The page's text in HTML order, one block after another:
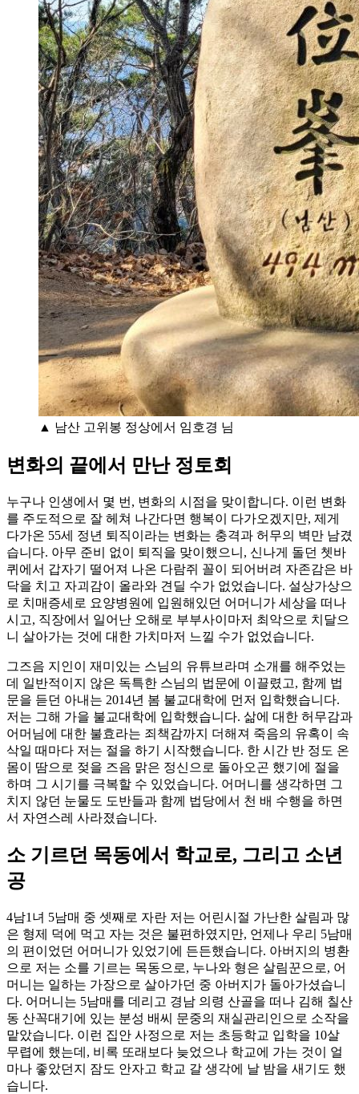
▲ 남산 고위봉 정상에서 임호경 님
변화의 끝에서 만난 정토회
누구나 인생에서 몇 번, 변화의 시점을 맞이합니다. 이런 변화
를 주도적으로 잘 헤쳐 나간다면 행복이 다가오겠지만, 제게
다가온 55세 정년 퇴직이라는 변화는 충격과 허무의 벽만 남겼
습니다. 아무 준비 없이 퇴직을 맞이했으니, 신나게 돌던 쳇바
퀴에서 갑자기 떨어져 나온 다람쥐 꼴이 되어버려 자존감은 바
닥을 치고 자괴감이 올라와 견딜 수가 없었습니다. 설상가상으
로 치매증세로 요양병원에 입원해있던 어머니가 세상을 떠나
시고, 직장에서 일어난 오해로 부부사이마저 최악으로 치달으
니 살아가는 것에 대한 가치마저 느낄 수가 없었습니다.
그즈음 지인이 재미있는 스님의 유튜브라며 소개를 해주었는
데 일반적이지 않은 독특한 스님의 법문에 이끌렸고, 함께 법
문을 듣던 아내는 2014년 봄 불교대학에 먼저 입학했습니다.
저는 그해 가을 불교대학에 입학했습니다. 삶에 대한 허무감과
어머님에 대한 불효라는 죄책감까지 더해져 죽음의 유혹이 속
삭일 때마다 저는 절을 하기 시작했습니다. 한 시간 반 정도 온
몸이 땀으로 젖을 즈음 맑은 정신으로 돌아오곤 했기에 절을
하며 그 시기를 극복할 수 있었습니다. 어머니를 생각하면 그
치지 않던 눈물도 도반들과 함께 법당에서 천 배 수행을 하면
서 자연스레 사라졌습니다.
소 기르던 목동에서 학교로, 그리고 소년
공
4남1녀 5남매 중 셋째로 자란 저는 어린시절 가난한 살림과 많
은 형제 덕에 먹고 자는 것은 불편하였지만, 언제나 우리 5남매
의 편이었던 어머니가 있었기에 든든했습니다. 아버지의 병환
으로 저는 소를 기르는 목동으로, 누나와 형은 살림꾼으로, 어
머니는 일하는 가장으로 살아가던 중 아버지가 돌아가셨습니
다. 어머니는 5남매를 데리고 경남 의령 산골을 떠나 김해 칠산
동 산꼭대기에 있는 분성 배씨 문중의 재실관리인으로 소작을
맡았습니다. 이런 집안 사정으로 저는 초등학교 입학을 10살
무렵에 했는데, 비록 또래보다 늦었으나 학교에 가는 것이 얼
마나 좋았던지 잠도 안자고 학교 갈 생각에 날 밤을 새기도 했
습니다.